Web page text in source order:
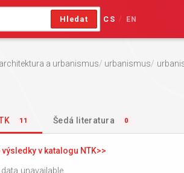
Hledat CS / EN
architektura a urbanismus urbanismus
11 Šedá literatura 0
v katalogu NTK